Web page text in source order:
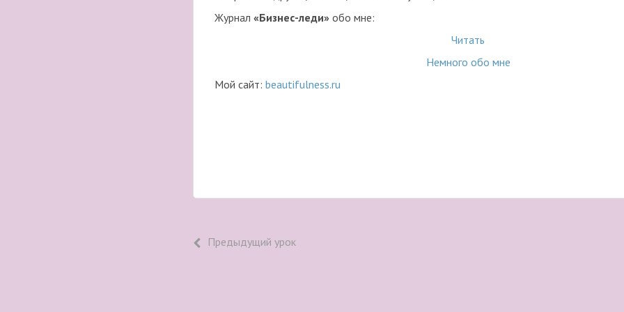
Журнал «Бизнес-леди» обо мне:
Читать
Немного обо мне
Мой сайт: beautifulness.ru
Предыдущий урок